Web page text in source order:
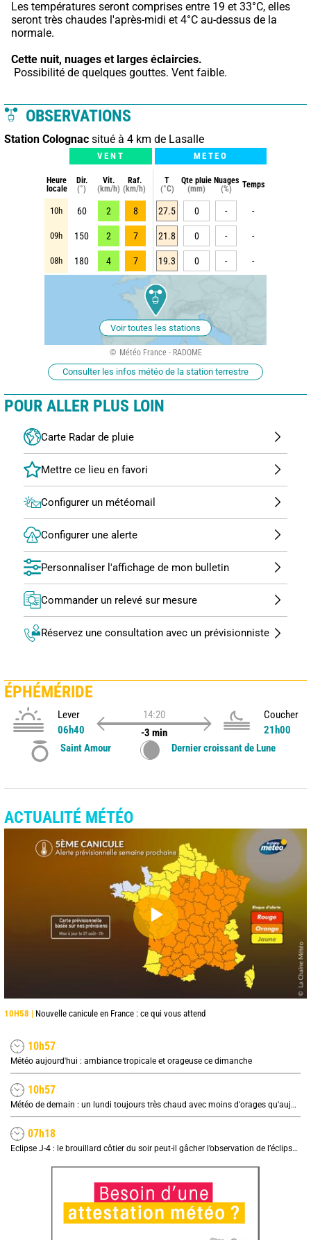
Les températures seront comprises entre 19 et 33°C, elles
seront très chaudes l'après-midi et 4°C au-dessus de la
normale.
Cette nuit, nuages et larges éclaircies.
Possibilité de quelques gouttes. Vent faible.
OBSERVATIONS
Station Colognac situé à 4 km de Lasalle
VENT METEO
Heure
locale
Dir.
(°)
Vit.
(km/h)
Raf.
(km/h)
T
(°C)
Qte pluie
(mm)
Nuages
(%)
Temps
10h 60 2 8 27.5 0 - -
09h 150 2 7 21.8 0 - -
08h 180 4 7 19.3 0 - -
Voir toutes les stations
Météo France - RADOME
Consulter les infos météo de la station terrestre
POUR ALLER PLUS LOIN
Carte Radar de pluie
Configurer un météomail
Configurer une alerte
Personnaliser l'affichage de mon bulletin
Commander un relevé sur mesure
Réservez une consultation avec un prévisionniste
ÉPHÉMÉRIDE
Lever
06h40
14:20
-3 min
Coucher
21h00
Saint Amour
Dernier croissant de Lune
ACTUALITÉ MÉTÉO
10H58 | Nouvelle canicule en France : ce qui vous attend
10h57
Météo aujourd'hui : ambiance tropicale et orageuse ce dimanche
10h57
Météo de demain : un lundi toujours très chaud avec moins d'orages qu'aujourd'hui
07h18
Eclipse J-4 : le brouillard côtier du soir peut-il gâcher l’observation de l’éclipse à la plage ?